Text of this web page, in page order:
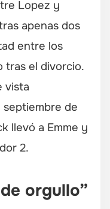
Lopez y
apenas dos
entre los
tras el divorcio.
vista
septiembre de
llevó a Emme y
2.
orgullo”